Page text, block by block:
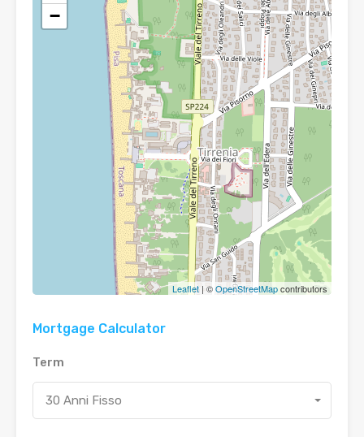
−
Leaflet | ©OpenStreetMapcontributors
Mortgage Calculator
Term
30 Anni Fisso